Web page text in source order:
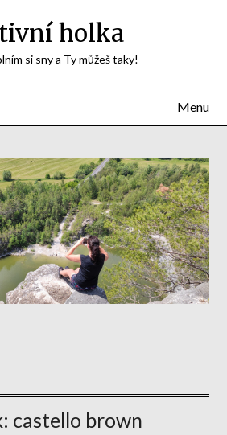
holka
si sny a Ty můžeš taky!
Menu
castello brown